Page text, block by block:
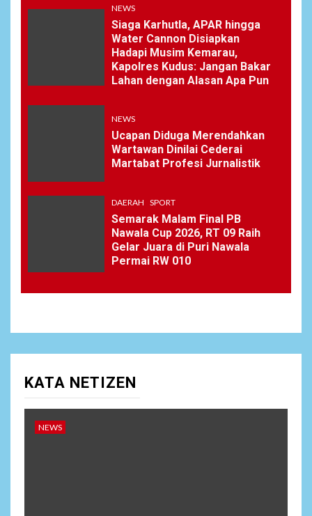
7
Wasekbid PB HMI:
Keberhasilan Koperasi
Merah Putih Jadi Kunci
Tegaknya Pasal 33 UUD
1945 dan Program Strategis
Prabowo
NEWS
Istri AKP Padlun Alfitri Minta
Perlindungan Hukum,
Ungkap Dugaan Pemerasan
NEWS
Wujudkan Kemanunggalan
TNI-Rakyat, Satgas Yonif
Anjangsana Untuk
Lepas Masa Tugas, AKBP
Restu Wijayanto Dikenang
Sebagai Kapolres Humanis
NEWS
Siaga Karhutla, APAR hingga
Water Cannon Disiapkan
Hadapi Musim Kemarau,
Kapolres Kudus: Jangan Bakar
Lahan dengan Alasan Apa Pun
NEWS
Ucapan Diduga Merendahkan
Wartawan Dinilai Cederai
Martabat Profesi Jurnalistik
DAERAH SPORT
Semarak Malam Final PB
Nawala Cup 2026, RT 09 Raih
Gelar Juara di Puri Nawala
Permai RW 010
KATA NETIZEN
NEWS